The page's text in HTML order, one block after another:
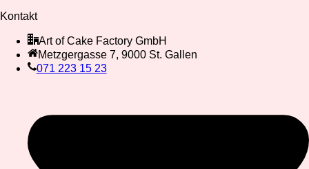
Kontakt
Art of Cake Factory GmbH
Metzgergasse 7, 9000 St. Gallen
071 223 15 23